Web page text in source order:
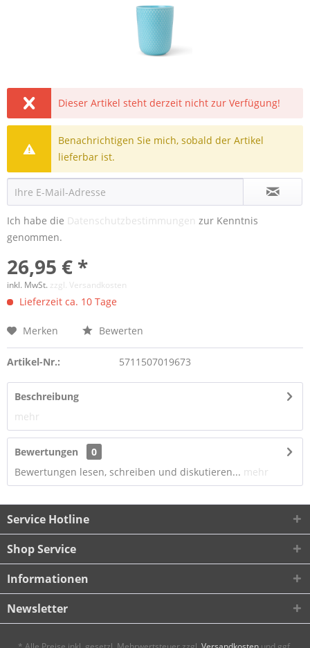
Dieser Artikel steht derzeit nicht zur Verfügung!
Benachrichtigen Sie mich, sobald der Artikel
lieferbar ist.
Ich habe die Datenschutzbestimmungen zur Kenntnis
genommen.
26,95 € *
inkl. MwSt. zzgl. Versandkosten
Lieferzeit ca. 10 Tage
Merken Bewerten
Artikel-Nr.: 5711507019673
Beschreibung
mehr
Bewertungen
0
Bewertungen lesen, schreiben und diskutieren... mehr
Service Hotline
Shop Service
Informationen
Newsletter